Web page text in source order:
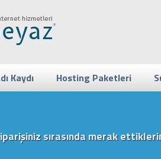
Kaydı Hosting Paketleri
sırasında merak